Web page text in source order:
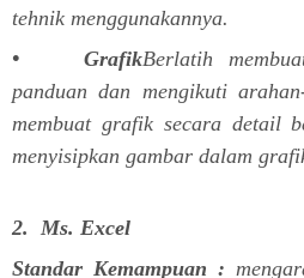
tehnik menggunakannya.
• GrafikBerlatih
panduan dan mengikuti
membuat grafik secara detail
menyisipkan gambar dalam
2. Ms. Excel
Standar Kemampuan :